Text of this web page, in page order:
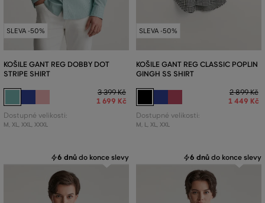
SLEVA -50%
KOŠILE GANT REG DOBBY DOT
STRIPE SHIRT
3 399 Kč
1 699 Kč
Dostupné velikosti:
M, XL, XXL, XXXL
SLEVA -50%
KOŠILE GANT REG CLASSIC POPLIN
GINGH SS SHIRT
2 899 Kč
1 449 Kč
Dostupné velikosti:
M, L, XL, XXL
6 dnů do konce slevy 6 dnů do konce slevy